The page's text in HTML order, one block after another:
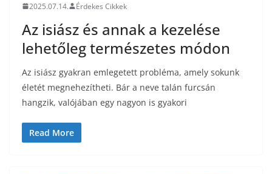
2025.07.14. Érdekes Cikkek
Az isiász és annak a kezelése
lehetőleg természetes módon
Az isiász gyakran emlegetett probléma, amely sokunk
életét megnehezítheti. Bár a neve talán furcsán
hangzik, valójában egy nagyon is gyakori
Read More